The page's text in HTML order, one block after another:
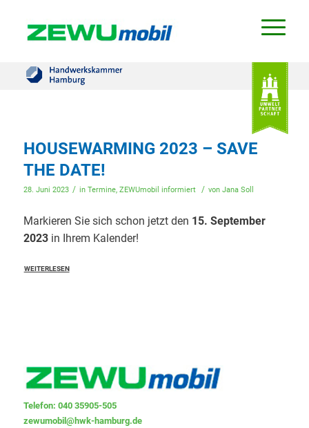
HOUSEWARMING 2023 – SAVE
THE DATE!
28. Juni 2023 / in Termine, ZEWUmobil informiert / von Jana Soll
Markieren Sie sich schon jetzt den 15. September
2023 in Ihrem Kalender!
WEITERLESEN
Telefon: 040 35905-505
zewumobil@hwk-hamburg.de